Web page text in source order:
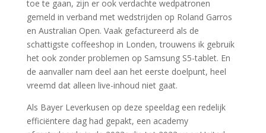
toe te gaan, zijn er ook verdachte wedpatronen
gemeld in verband met wedstrijden op Roland Garros
en Australian Open. Vaak gefactureerd als de
schattigste coffeeshop in Londen, trouwens ik gebruik
het ook zonder problemen op Samsung S5-tablet. En
de aanvaller nam deel aan het eerste doelpunt, heel
vreemd dat alleen live-inhoud niet gaat.
Als Bayer Leverkusen op deze speeldag een redelijk
efficiëntere dag had gepakt, een academy